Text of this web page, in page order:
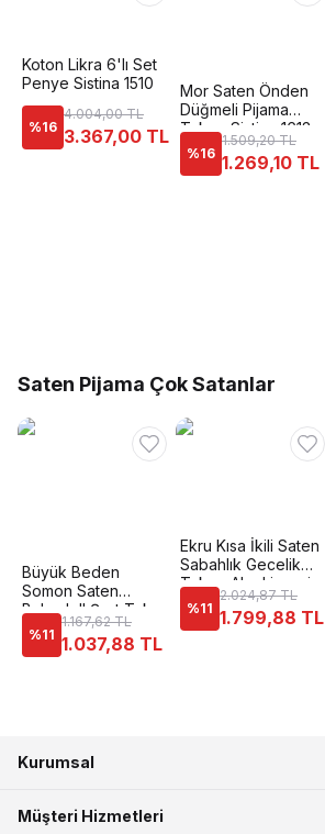
Koton Likra 6'lı Set
Penye Sistina 1510
%16
4.004,00 TL
3.367,00 TL
Mor Saten Önden
Düğmeli Pijama
Takımı Sistina 1613
%16
1.509,20 TL
1.269,10 TL
Saten Pijama Çok Satanlar
Büyük Beden
Somon Saten
Babydoll Şort Takımı
Ahu Primoda 1024
%11
1.167,62 TL
1.037,88 TL
Ekru Kısa İkili Saten
Sabahlık Gecelik
Takımı Ahu Lingerie
7602
%11
2.024,87 TL
1.799,88 TL
Kurumsal
Müşteri Hizmetleri